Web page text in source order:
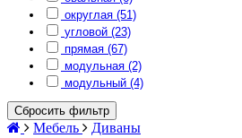
округлая (51)
угловой (23)
прямая (67)
модульная (2)
модульный (4)
Сбросить фильтр
Мебель Диваны